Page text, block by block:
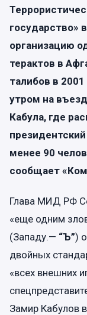
государство»
организацию
терактов в
талибов в
утром на
Кабула, где
менее 90
сообщает
Глава МИД РФ
«еще одним
(Западу.— “Ъ”)
двойных
«всех внешних
Замир Кабулов